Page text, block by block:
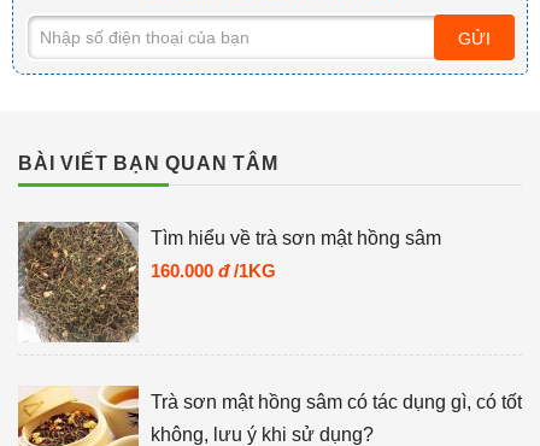
GỬI
BÀI VIẾT BẠN QUAN TÂM
Tìm hiểu về trà sơn mật hồng sâm
160.000 đ /1KG
Trà sơn mật hồng sâm có tác dụng gì, có tốt
không, lưu ý khi sử dụng?